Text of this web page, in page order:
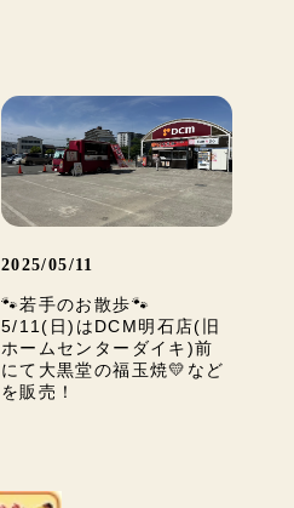
2025/05/11
🐾若手のお散歩🐾
5/11(日)はDCM明石店(旧
ホームセンターダイキ)前
にて大黒堂の福玉焼💛など
を販売！